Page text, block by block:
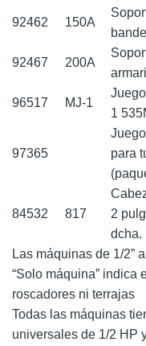
92462 150A
92467 200A
96517 MJ-1
1
97365
para
84532 817
2
dcha.
Las máquinas de 1/2”
“Solo máquina” indica
roscadores ni terrajas
Todas las máquinas
universales de 1/2 HP